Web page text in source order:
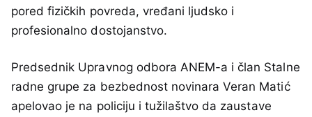
pored fizičkih povreda, vređani ljudsko i
profesionalno dostojanstvo.
Predsednik Upravnog odbora ANEM-a i član Stalne
radne grupe za bezbednost novinara Veran Matić
apelovao je na policiju i tužilaštvo da zaustave